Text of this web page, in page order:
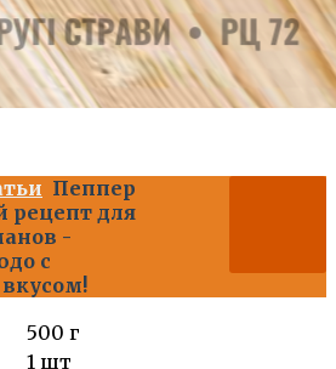
Пеппер
рецепт для
-
с
500 г
1 шт